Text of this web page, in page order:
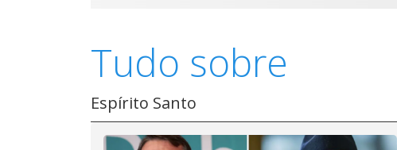
Tudo sobre
Espírito Santo